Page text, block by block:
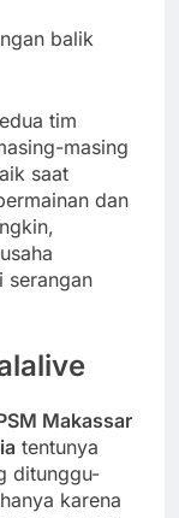
balik
tim
masing
saat
dan
serangan
Makassar
tentunya
ditunggu-
karena